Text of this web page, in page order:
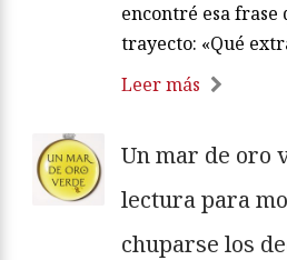
encontré esa frase
trayecto: «Qué
Leer más
Un mar de oro
lectura para
chuparse los